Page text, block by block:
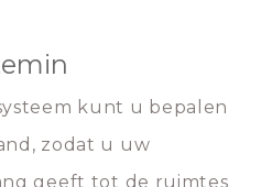
kunt u bepalen
zodat u uw
geeft tot de ruimtes